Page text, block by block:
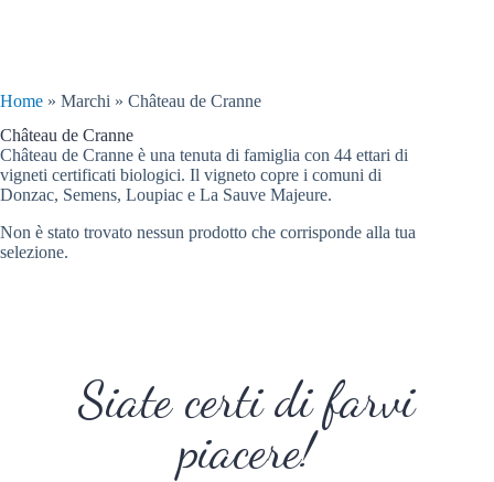
Home » Marchi » Château de Cranne
Château de Cranne
Château de Cranne è una tenuta di famiglia con 44 ettari di
vigneti certificati biologici. Il vigneto copre i comuni di
Donzac, Semens, Loupiac e La Sauve Majeure.
Non è stato trovato nessun prodotto che corrisponde alla tua
selezione.
Siate certi di farvi
piacere!